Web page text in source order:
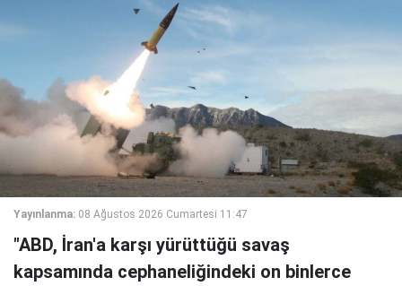
Yayınlanma: 08 Ağustos 2026 Cumartesi 11:47
"ABD, İran'a karşı yürüttüğü savaş
kapsamında cephaneliğindeki on binlerce